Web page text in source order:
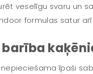
veselīgu svaru un
formulas satur
nepieciešama īpaši